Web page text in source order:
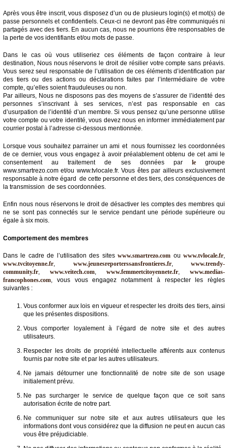
Après vous être inscrit, vous disposez d’un ou de plusieurs login(s) et mot(s) de
passe personnels et confidentiels. Ceux-ci ne devront pas être communiqués ni
partagés avec des tiers. En aucun cas, nous ne pourrions être responsables de
la perte de vos identifiants et/ou mots de passe.
Dans le cas où vous utiliseriez ces éléments de façon contraire à leur
destination, Nous nous réservons le droit de résilier votre compte sans préavis.
Vous serez seul responsable de l’utilisation de ces éléments d’identification par
des tiers ou des actions ou déclarations faites par l’intermédiaire de votre
compte, qu’elles soient frauduleuses ou non.
Par ailleurs, Nous ne disposons pas des moyens de s’assurer de l’identité des
personnes s’inscrivant à ses services, n’est pas responsable en cas
d’usurpation de l’identité d’un membre. Si vous pensez qu’une personne utilise
votre compte ou votre identité, vous devez nous en informer immédiatement par
courrier postal à l’adresse ci-dessous mentionnée.
Lorsque vous souhaitez parrainer un ami et nous fournissez les coordonnées
de ce dernier, vous vous engagez à avoir préalablement obtenu de cet ami le
consentement au traitement de ses données par legroupe
www.smartrezo.com et/ou www.tvlocale.fr. Vous êtes par ailleurs exclusivement
responsable à notre égard de cette personne et des tiers, des conséquences de
la transmission de ses coordonnées.
Enfin nous nous réservons le droit de désactiver les comptes des membres qui
ne se sont pas connectés sur le service pendant une période supérieure ou
égale à six mois.
Comportement des membres
Dans le cadre de l’utilisation des siteswww.smartrezo.com ouwww.tvlocale.fr,
www.tvcitoyenne.fr, www.jeunesreporterssansfrontieres.fr, www.trendy-
community.fr, www.veitech.com, www.femmeetcitoyennete.fr, www.medias-
francophones.com, vous vous engagez notamment à respecter les règles
suivantes :
Vous conformer aux lois en vigueur et respecter les droits des tiers, ainsi
que les présentes dispositions.
Vous comporter loyalement à l’égard de notre site et des autres
utilisateurs.
Respecter les droits de propriété intellectuelle afférents aux contenus
fournis par notre site et par les autres utilisateurs.
Ne jamais détourner une fonctionnalité de notre site de son usage
initialement prévu.
Ne pas surcharger le service de quelque façon que ce soit sans
autorisation écrite de notre part.
Ne communiquer sur notre site et aux autres utilisateurs que les
informations dont vous considérez que la diffusion ne peut en aucun cas
vous être préjudiciable.